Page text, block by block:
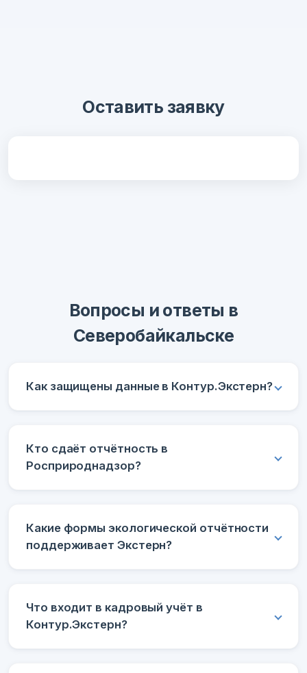
Оставить заявку
Вопросы и ответы в
Северобайкальске
Как защищены данные в Контур.Экстерн?
Кто сдаёт отчётность в
Росприроднадзор?
Какие формы экологической отчётности
поддерживает Экстерн?
Что входит в кадровый учёт в
Контур.Экстерн?